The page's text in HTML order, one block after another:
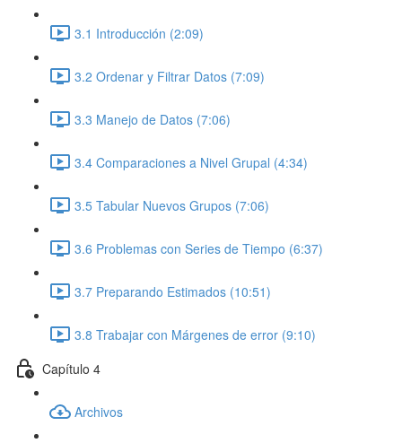
3.1 Introducción (2:09)
3.2 Ordenar y Filtrar Datos (7:09)
3.3 Manejo de Datos (7:06)
3.4 Comparaciones a Nivel Grupal (4:34)
3.5 Tabular Nuevos Grupos (7:06)
3.6 Problemas con Series de Tiempo (6:37)
3.7 Preparando Estimados (10:51)
3.8 Trabajar con Márgenes de error (9:10)
Capítulo 4
Archivos